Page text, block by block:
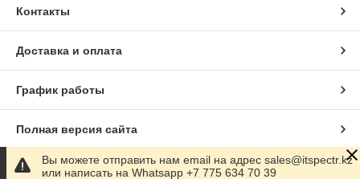
Контакты
Доставка и оплата
График работы
Полная версия сайта
Сайт создан на маркетплейсе Satu.kz
Вы можете отправить нам email на адрес sales@itspectr.kz
или написать на Whatsapp +7 775 634 70 39